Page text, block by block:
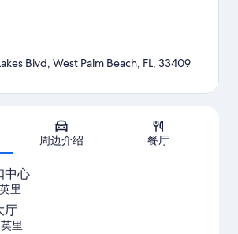
地图
Blvd, West Palm Beach, FL, 33409
周边介绍 餐厅
中心
里
厅
里